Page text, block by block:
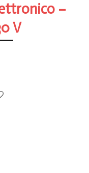
–
V